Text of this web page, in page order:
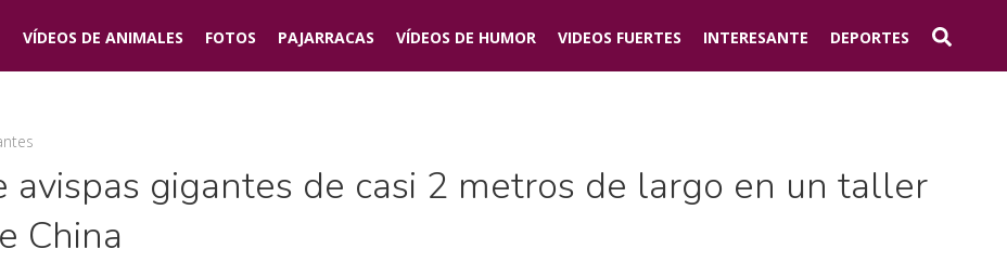
VÍDEOS DE ANIMALES FOTOS PAJARRACAS VÍDEOS DE HUMOR VIDEOS FUERTES INTERESANTE DEPORTES
avispas gigantes de casi 2 metros de largo en un taller
China